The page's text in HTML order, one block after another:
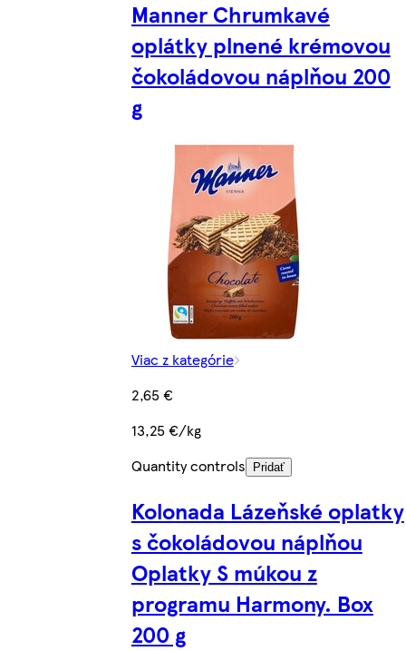
Manner Chrumkavé
oplátky plnené krémovou
čokoládovou náplňou 200
g
Viac z kategórie
2,65 €
13,25 €/kg
Quantity controls
Pridať
Kolonada Lázeňské oplatky
s čokoládovou náplňou
Oplatky S múkou z
programu Harmony. Box
200 g